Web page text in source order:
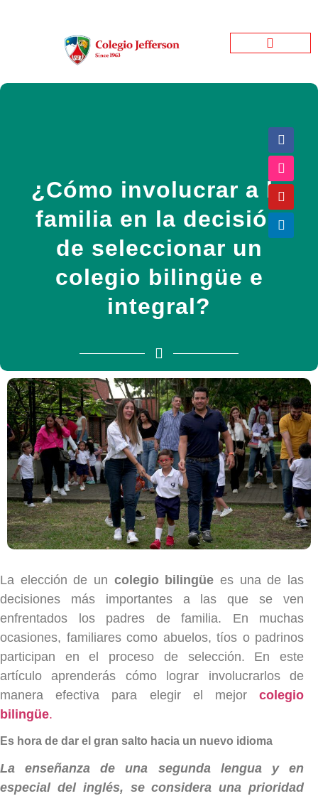
¿Cómo involucrar a la
familia en la decisión
de seleccionar un
colegio bilingüe e
integral?
La elección de un colegio bilingüe es una de las
decisiones más importantes a las que se ven
enfrentados los padres de familia. En muchas
ocasiones, familiares como abuelos, tíos o padrinos
participan en el proceso de selección. En este
artículo aprenderás cómo lograr involucrarlos de
manera efectiva para elegir el mejor colegio
bilingüe.
Es hora de dar el gran salto hacia un nuevo idioma
La enseñanza de una segunda lengua y en
especial del inglés, se considera una prioridad